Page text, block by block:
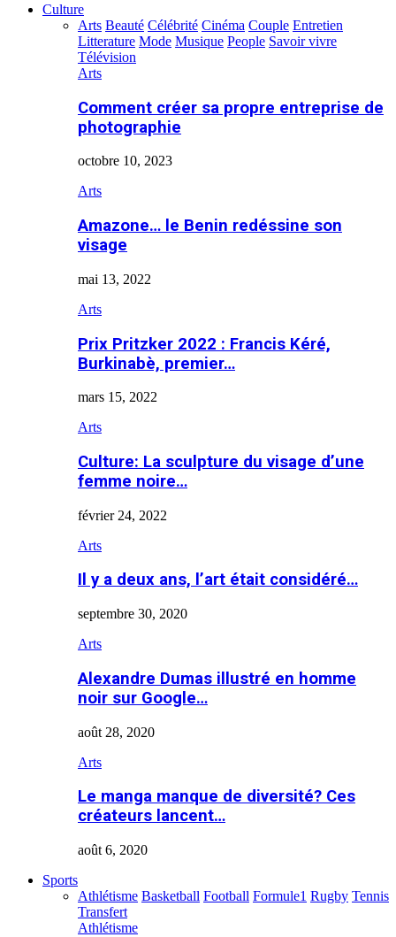
Culture
Arts Beauté Célébrité Cinéma Couple Entretien
Litterature Mode Musique People Savoir vivre
Télévision
Arts
Comment créer sa propre entreprise de
photographie
octobre 10, 2023
Arts
Amazone… le Benin redéssine son
visage
mai 13, 2022
Arts
Prix Pritzker 2022 : Francis Kéré,
Burkinabè, premier…
mars 15, 2022
Arts
Culture: La sculpture du visage d’une
femme noire…
février 24, 2022
Arts
Il y a deux ans, l’art était considéré…
septembre 30, 2020
Arts
Alexandre Dumas illustré en homme
noir sur Google…
août 28, 2020
Arts
Le manga manque de diversité? Ces
créateurs lancent…
août 6, 2020
Sports
Athlétisme Basketball Football Formule1 Rugby Tennis
Transfert
Athlétisme